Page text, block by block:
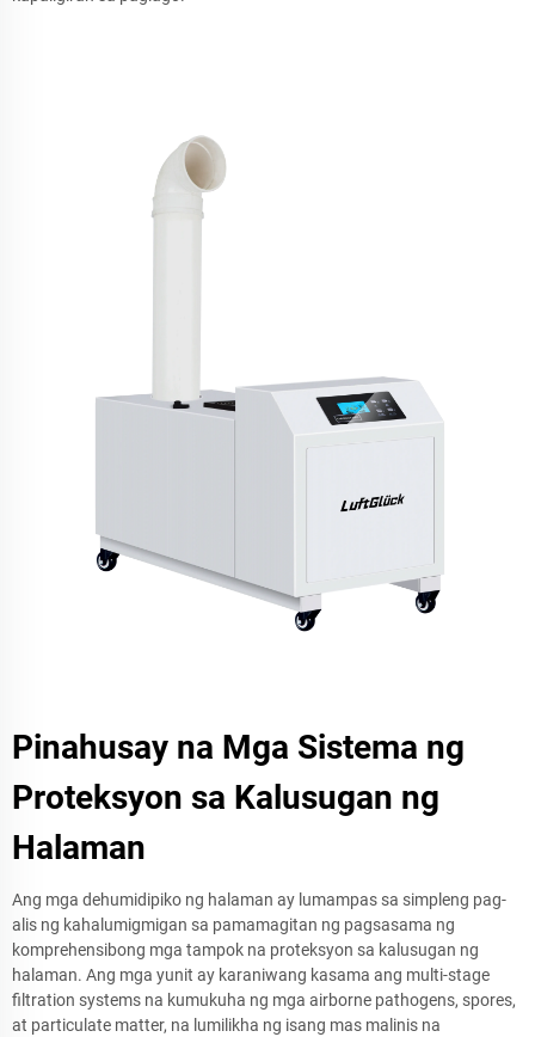
Pinahusay na Mga Sistema ng
Proteksyon sa Kalusugan ng
Halaman
Ang mga dehumidipiko ng halaman ay lumampas sa simpleng pag-
alis ng kahalumigmigan sa pamamagitan ng pagsasama ng
komprehensibong mga tampok na proteksyon sa kalusugan ng
halaman. Ang mga yunit ay karaniwang kasama ang multi-stage
filtration systems na kumukuha ng mga airborne pathogens, spores,
at particulate matter, na lumilikha ng isang mas malinis na